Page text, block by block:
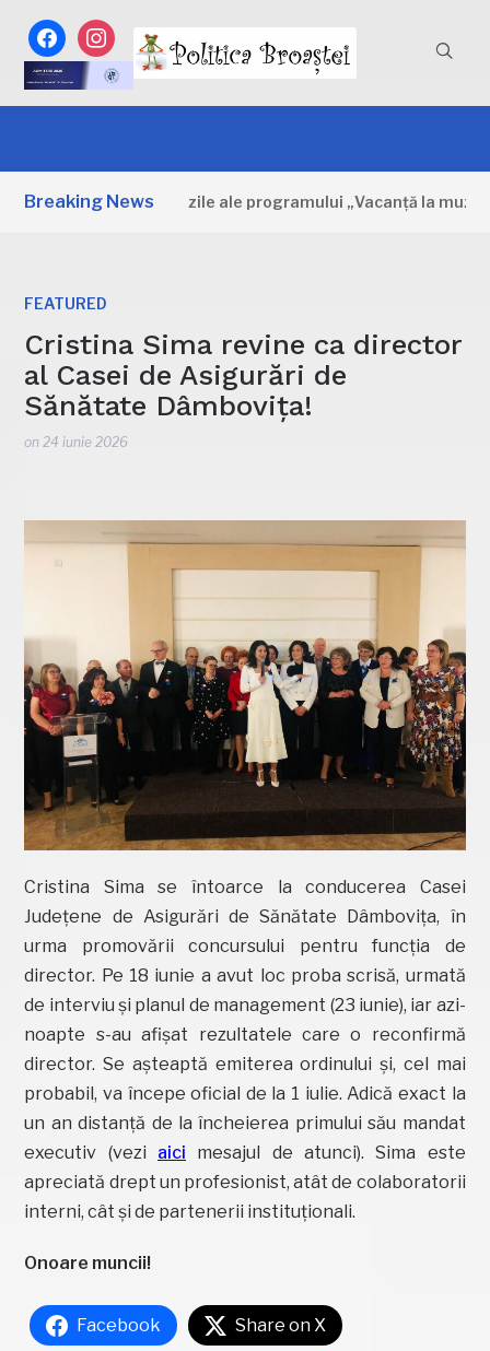
facebookinstagram
Breaking NewsPrimele zile ale programului „Vacanță la muzeu”
FEATURED
Cristina Sima revine ca director
al Casei de Asigurări de
Sănătate Dâmbovița!
on 24 iunie 2026
Cristina Sima se întoarce la conducerea Casei
Județene de Asigurări de Sănătate Dâmbovița, în
urma promovării concursului pentru funcția de
director. Pe 18 iunie a avut loc proba scrisă, urmată
de interviu și planul de management (23 iunie), iar azi-
noapte s-au afișat rezultatele care o reconfirmă
director. Se așteaptă emiterea ordinului și, cel mai
probabil, va începe oficial de la 1 iulie. Adică exact la
un an distanță de la încheierea primului său mandat
executiv (vezi aici mesajul de atunci). Sima este
apreciată drept un profesionist, atât de colaboratorii
interni, cât și de partenerii instituționali.
Onoare muncii!
Facebook Share on X